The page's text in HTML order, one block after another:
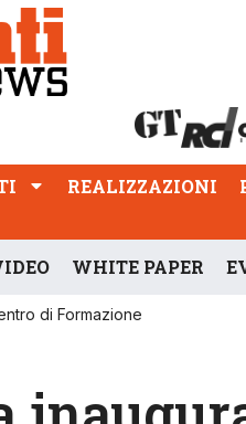
REALIZZAZIONI
REALIZZAZIONI
WHITE PAPER
di Formazione